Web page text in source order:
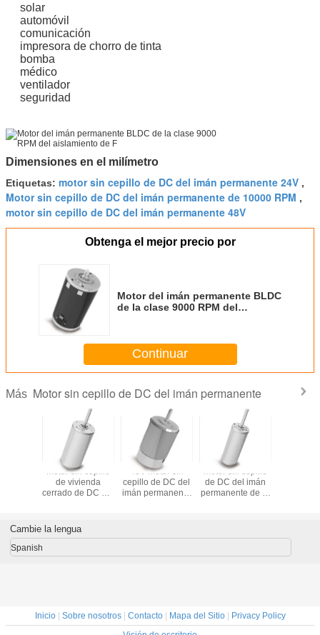
solar
automóvil
comunicación
impresora de chorro de tinta
bomba
médico
ventilador
seguridad
Dimensiones en el milímetro
Etiquetas: motor sin cepillo de DC del imán permanente 24V ,
Motor sin cepillo de DC del imán permanente de 10000 RPM ,
motor sin cepillo de DC del imán permanente 48V
Obtenga el mejor precio por
Motor del imán permanente BLDC
de la clase 9000 RPM del
Continuar
Más Motor sin cepillo de DC del imán permanente
Motor sin cepillo
de vivienda
cerrado de DC del
48V motor sin
cepillo de DC del
imán permanente
motor sin cepillo
de DC del imán
permanente de la
Cambie la lengua
Spanish
Inicio| Sobre nosotros| Contacto| Mapa del Sitio| Privacy Policy